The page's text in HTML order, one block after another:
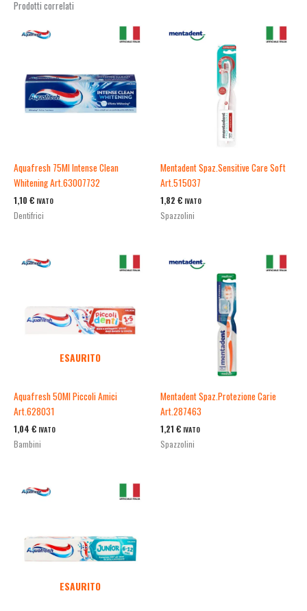
Prodotti correlati
Aquafresh 75Ml Intense Clean
Whitening Art.63007732
1,10 € IVATO
Dentifrici
Mentadent Spaz.Sensitive Care Soft
Art.515037
1,82 € IVATO
Spazzolini
ESAURITO
Aquafresh 50Ml Piccoli Amici
Art.628031
1,04 € IVATO
Bambini
Mentadent Spaz.Protezione Carie
Art.287463
1,21 € IVATO
Spazzolini
ESAURITO